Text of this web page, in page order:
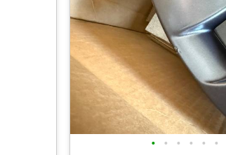
• • • • • •